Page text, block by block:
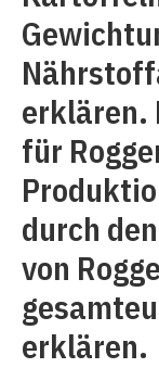
erklären.
für
durch
von
erklären.